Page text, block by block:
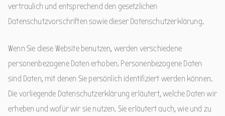
vertraulich und entsprechend den gesetzlichen
Datenschutzvorschriften sowie dieser Datenschutzerklärung.
Wenn Sie diese Website benutzen, werden verschiedene
personenbezogene Daten erhoben. Personenbezogene Daten
sind Daten, mit denen Sie persönlich identifiziert werden können.
Die vorliegende Datenschutzerklärung erläutert, welche Daten wir
erheben und wofür wir sie nutzen. Sie erläutert auch, wie und zu